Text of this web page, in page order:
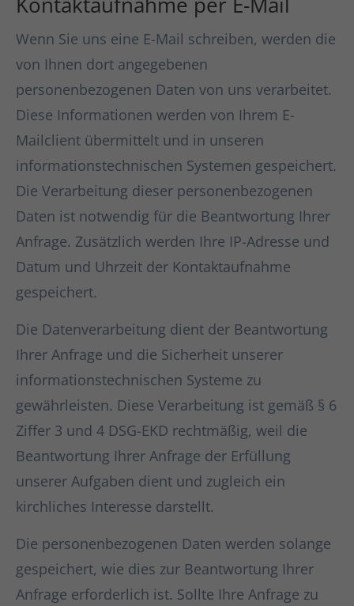
Wenn Sie uns eine E-Mail schreiben, werden die
von Ihnen dort angegebenen
personenbezogenen Daten von uns verarbeitet.
Diese Informationen werden von Ihrem E-
Mailclient übermittelt und in unseren
informationstechnischen Systemen gespeichert.
Die Verarbeitung dieser personenbezogenen
Daten ist notwendig für die Beantwortung Ihrer
Anfrage. Zusätzlich werden Ihre IP-Adresse und
Datum und Uhrzeit der Kontaktaufnahme
gespeichert.
Die Datenverarbeitung dient der Beantwortung
Ihrer Anfrage und die Sicherheit unserer
informationstechnischen Systeme zu
gewährleisten. Diese Verarbeitung ist gemäß § 6
Ziffer 3 und 4 DSG-EKD rechtmäßig, weil die
Beantwortung Ihrer Anfrage der Erfüllung
unserer Aufgaben dient und zugleich ein
kirchliches Interesse darstellt.
Die personenbezogenen Daten werden solange
gespeichert, wie dies zur Beantwortung Ihrer
Anfrage erforderlich ist. Sollte Ihre Anfrage zu